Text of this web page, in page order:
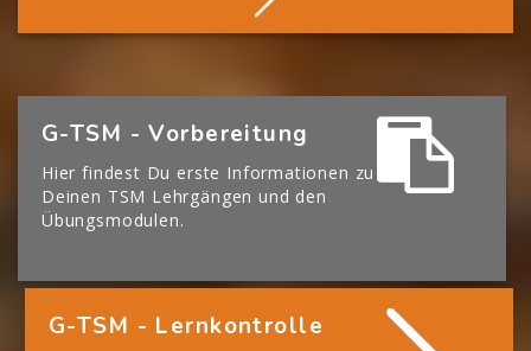
[Cocoon] Boxes überspringen
G-TSM - Vorbereitung
Hier findest Du erste Informationen zu
Deinen TSM Lehrgängen und den
Übungsmodulen.
G-TSM - Lernkontrolle